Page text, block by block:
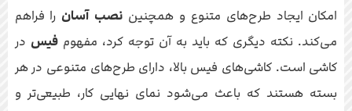
امکان ایجاد طرح‌های متنوع و همچنین نصب آسان را فراهم
می‌کند. نکته دیگری که باید به آن توجه کرد، مفهومفیس در
کاشی است. کاشی‌های فیس بالا، دارای طرح‌های متنوعی در هر
بسته هستند که باعث می‌شود نمای نهایی کار، طبیعی‌تر و